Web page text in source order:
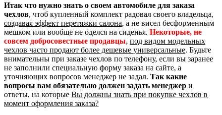
Итак что нужно знать о своем автомобиле для заказа
чехлов, чтоб купленный комплект радовал своего владельца,
создавая эффект перетяжки салона, а не висел бесформенным
мешком или вообще не оделся на сиденья. Некоторые, не
совсем добросовестные продавцы, под видом модельных
чехлов часто продают более дешевые универсальные. Будьте
внимательны при заказе чехлов по телефону, если вы заранее
не заполнили специальную форму заказа на сайте, а
уточняющих вопросов менеджер не задал. Так какие
вопросы вам обязательно должен задать менеджер и
ответы, на которые Вы должны знать при покупке чехлов в
момент оформления заказа?